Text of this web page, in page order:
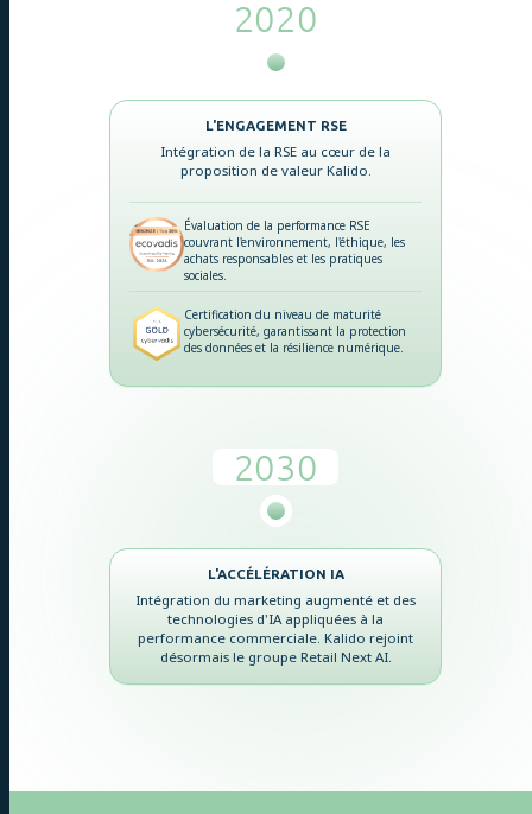
2020
L'ENGAGEMENT RSE
Intégration de la RSE au cœur de la
proposition de valeur Kalido.
Évaluation de la performance RSE
couvrant l'environnement, l'éthique, les
achats responsables et les pratiques
sociales.
Certification du niveau de maturité
cybersécurité, garantissant la protection
des données et la résilience numérique.
2030
L'ACCÉLÉRATION IA
Intégration du marketing augmenté et des
technologies d'IA appliquées à la
performance commerciale. Kalido rejoint
désormais le groupe Retail Next AI.